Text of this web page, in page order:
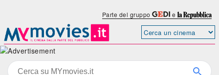
Parte del gruppo e